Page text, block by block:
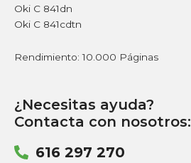
Oki C 841dn
Oki C 841cdtn
Rendimiento: 10.000 Páginas
¿Necesitas ayuda?
Contacta con nosotros:
616 297 270